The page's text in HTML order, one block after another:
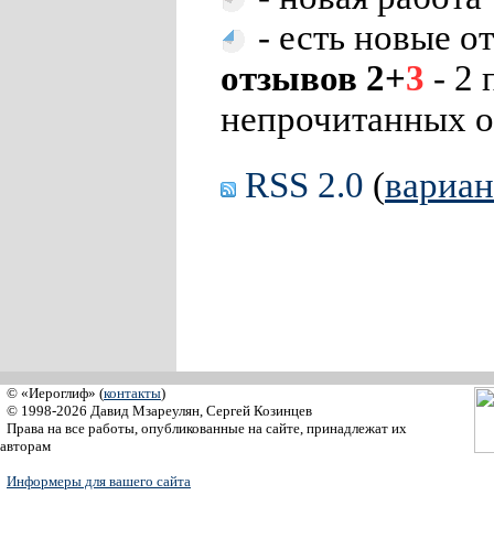
- есть новые
отзывов 2+3 - 2
непрочитанных
RSS 2.0 (
© «Иероглиф» (контакты)
© 1998-2026 Давид Мзареулян, Сергей Козинцев
Права на все работы, опубликованные на сайте, принадлежат их
авторам
Информеры для вашего сайта